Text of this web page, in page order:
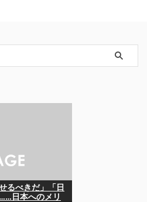
るべきだ」「日
日本へのメリ